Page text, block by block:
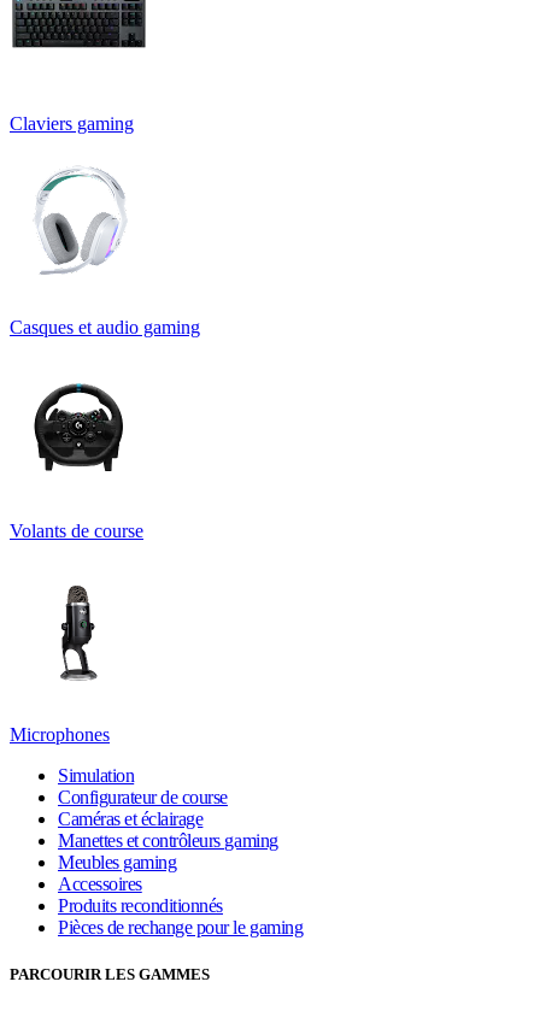
Claviers gaming
Casques et audio gaming
Volants de course
Microphones
Simulation
Configurateur de course
Caméras et éclairage
Manettes et contrôleurs gaming
Meubles gaming
Accessoires
Produits reconditionnés
Pièces de rechange pour le gaming
PARCOURIR LES GAMMES